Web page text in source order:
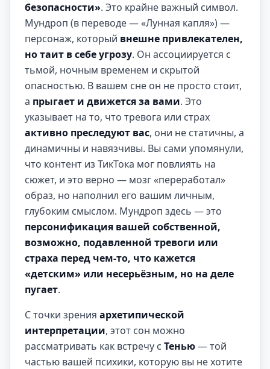
безопасности». Это крайне важный символ.
Мундроп (в переводе — «Лунная капля») —
персонаж, который внешне привлекателен,
но таит в себе угрозу. Он ассоциируется с
тьмой, ночным временем и скрытой
опасностью. В вашем сне он не просто стоит,
а прыгает и движется за вами. Это
указывает на то, что тревога или страх
активно преследуют вас, они не статичны, а
динамичны и навязчивы. Вы сами упомянули,
что контент из ТикТока мог повлиять на
сюжет, и это верно — мозг «переработал»
образ, но наполнил его вашим личным,
глубоким смыслом. Мундроп здесь — это
персонификация вашей собственной,
возможно, подавленной тревоги или
страха перед чем-то, что кажется
«детским» или несерьёзным, но на деле
пугает.
С точки зрения архетипической
интерпретации, этот сон можно
рассматривать как встречу с Тенью— той
частью вашей психики, которую вы не хотите